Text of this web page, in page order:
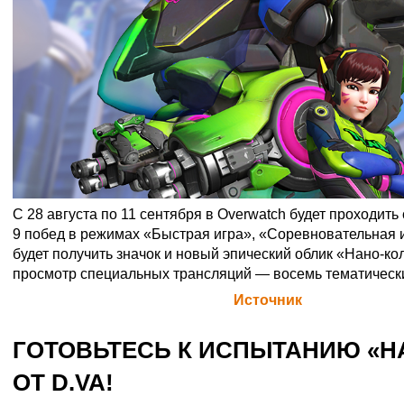
C 28 августа по 11 сентября в Overwatch будет
9 побед в режимах «Быстрая игра», «Соревновательная
будет получить значок и новый эпический облик «Нано-
просмотр специальных трансляций — восемь
Источник
ГОТОВЬТЕСЬ К ИСПЫТАНИЮ
ОТ D.VA!